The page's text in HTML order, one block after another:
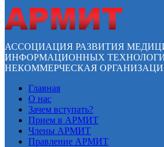
АССОЦИАЦИЯ РАЗВИТИЯ
ИНФОРМАЦИОННЫХ
НЕКОММЕРЧЕСКАЯ
Главная
О нас
Зачем вступать?
Прием в АРМИТ
Члены АРМИТ
Правление АРМИТ